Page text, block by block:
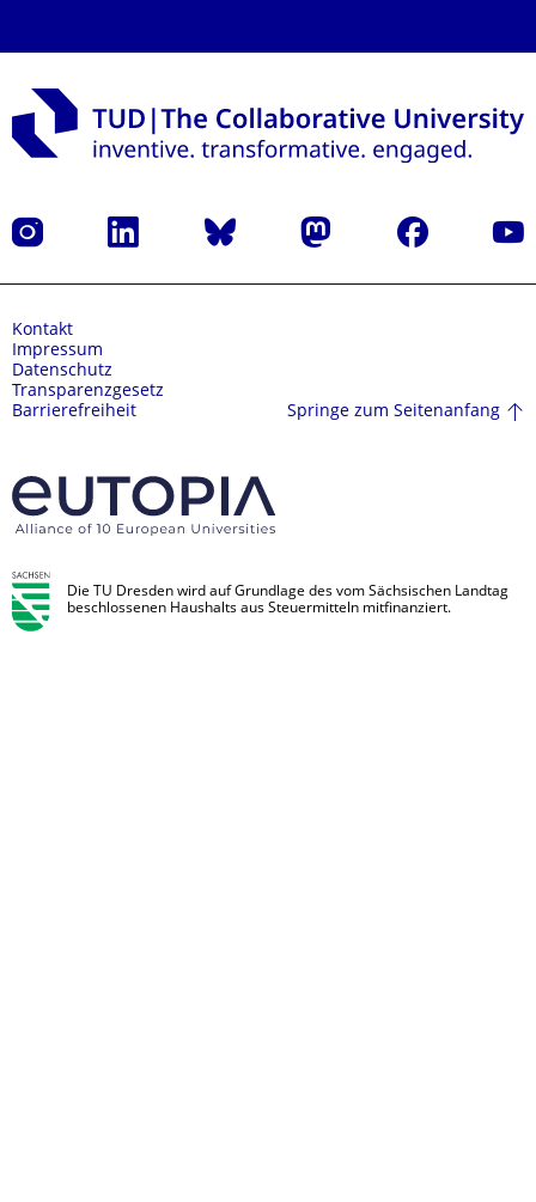
Instagram LinkedIn Bluesky Mastodon Facebook
Kontakt
Impressum
Datenschutz
Transparenzgesetz
Barrierefreiheit
Springe zum Seitenanfang
Die TU Dresden wird auf Grundlage des vom Sächsischen Landtag
beschlossenen Haushalts aus Steuermitteln mitfinanziert.